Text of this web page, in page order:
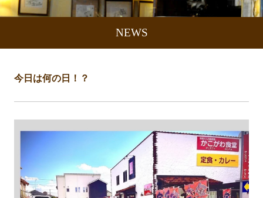
NEWS
今日は何の日！？